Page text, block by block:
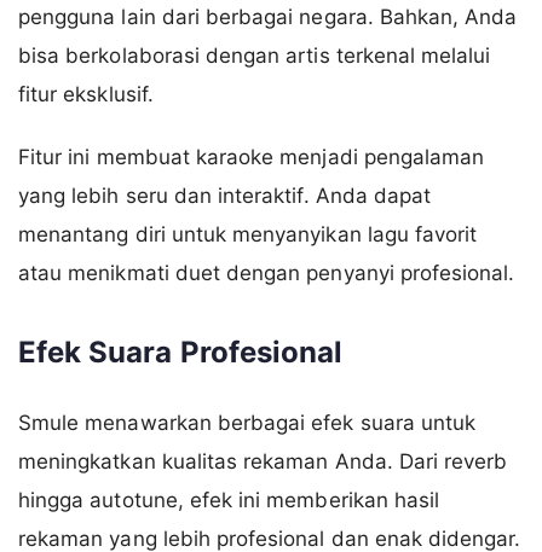
pengguna lain dari berbagai negara. Bahkan, Anda
bisa berkolaborasi dengan artis terkenal melalui
fitur eksklusif.
Fitur ini membuat karaoke menjadi pengalaman
yang lebih seru dan interaktif. Anda dapat
menantang diri untuk menyanyikan lagu favorit
atau menikmati duet dengan penyanyi profesional.
Efek Suara Profesional
Smule menawarkan berbagai efek suara untuk
meningkatkan kualitas rekaman Anda. Dari reverb
hingga autotune, efek ini memberikan hasil
rekaman yang lebih profesional dan enak didengar.